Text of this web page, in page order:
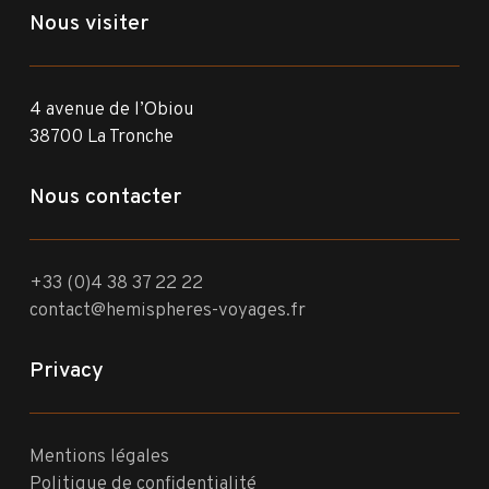
Nous visiter
4 avenue de l’Obiou
38700 La Tronche
Nous contacter
+33 (0)4 38 37 22 22
contact@hemispheres-voyages.fr
Privacy
Mentions légales